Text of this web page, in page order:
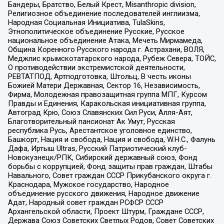
Бандеры, Братство, Белый Крест, Misanthropic division,
Религиозное объединение последователей инглиизма,
Народная Социальная Инициатива, TulaSkins,
Этнополитическое объединение Русские, Русское
национальное объединение Атака, Мечеть Мирмамеда,
Община Коренного Русского народа г. Астрахани, ВОЛЯ,
Меджлис крымскотатарского народа, Рубеж Севера, ТОЙС,
О противодействии экстремистской деятельности,
РЕВТАТПОД, Артподготовка, Штольц, В честь иконы
Божией Матери Державная, Сектор 16, Независимость,
Фирма, Молодежная правозащитная группа МПГ, Курсом
Правды и Единения, Каракольская инициативная группа,
Автоград Крю, Союз Славянских Сил Руси, Алля-Аят,
Благотворительный пансионат Ак Умут, Русская
республика Русь, Арестантское уголовное единство,
Башкорт, Нация и свобода, Нация и свобода, W.H.С., Фалунь
Дафа, Иртыш Ultras, Русский Патриотический клуб-
Новокузнецк/РПК, Сибирский державный союз, Фонд
борьбы с коррупцией, Фонд защиты прав граждан, Штабы
Навального, Совет граждан СССР Прикубанского округа г.
Краснодара, Мужское государство, Народное
объединение русского движения, Народное движение
Адат, Народный совет граждан РСФСР СССР
Архангельской области, Проект Штурм, Граждане СССР,
Держава Союз Советских Светлых Родов, Совет Советских